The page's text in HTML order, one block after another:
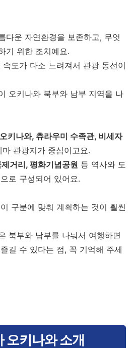
다운 자연환경을 보존하고, 무엇
기 위한 조치예요.
도가 다소 느려져서 관광 동선이
오키나와 북부와 남부 지역을 나
키나와, 츄라우미 수족관, 비세자
관광지가 중심이고요.
거리, 평화기념공원 등 역사와 도
로 구성되어 있어요.
구분에 맞춰 계획하는 것이 훨씬
북부와 남부를 나눠서 여행하면
길 수 있다는 점, 꼭 기억해 주세
오키나와 소개